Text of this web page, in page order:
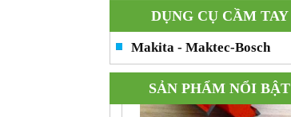
DỤNG CỤ CẦM TAY
Makita - Maktec-Bosch
SẢN PHẨM NỔI BẬT